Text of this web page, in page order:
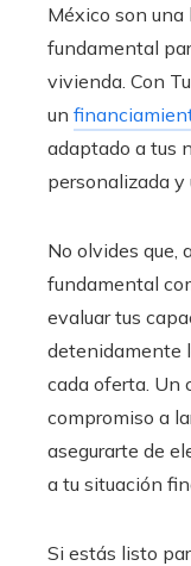
México son
fundamental
vivienda. Con
un
adaptado a tus
personalizada y
No olvides que,
fundamental
evaluar tus
detenidamente
cada oferta. Un
compromiso a
asegurarte de
a tu situación
Si estás listo